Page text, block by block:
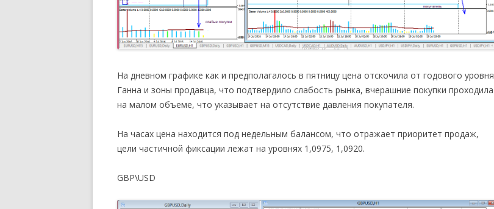
На дневном графике как и предполагалось в пятницу цена отскочила от годового уровня
Ганна и зоны продавца, что подтвердило слабость рынка, вчерашние покупки проходила
на малом объеме, что указывает на отсутствие давления покупателя.
На часах цена находится под недельным балансом, что отражает приоритет продаж,
цели частичной фиксации лежат на уровнях 1,0975, 1,0920.
GBP\USD